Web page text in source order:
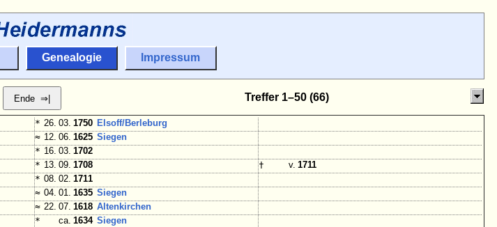
Genealogie Impressum
Treffer 1–50 (66)
* 26. 03. 1750 Elsoff/Berleburg
≈ 12. 06. 1625 Siegen
* 16. 03. 1702
* 13. 09. 1708 † v. 1711
* 08. 02. 1711
≈ 04. 01. 1635 Siegen
≈ 22. 07. 1618 Altenkirchen
* ca. 1634 Siegen